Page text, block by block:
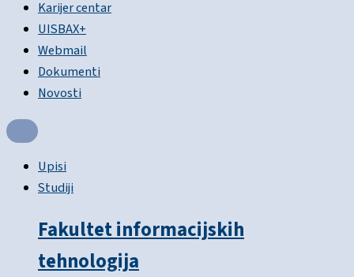
Karijer centar
UISBAX+
Webmail
Dokumenti
Novosti
Upisi
Studiji
Fakultet informacijskih
tehnologija